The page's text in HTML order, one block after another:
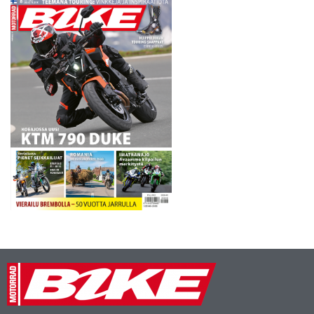
Kyllähän tämä hienolta
tuntuu, iloitsi Patronen
mestaruuden varmistaneen
kilpailun jälkeen. Suomen…